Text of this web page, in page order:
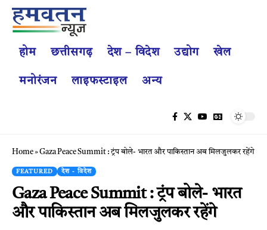
होम छत्तीसगढ़ देश – विदेश उद्योग खेल
मनोरंजन लाइफस्टाइल अन्य
Home»Gaza Peace Summit : ट्रंप बोले- भारत और पाकिस्तान अब मिलजुलकर रहेंगे
FEATURED देश - विदेश
Gaza Peace Summit : ट्रंप बोले- भारत
और पाकिस्तान अब मिलजुलकर रहेंगे